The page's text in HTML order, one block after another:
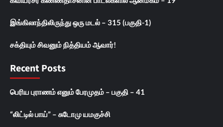
இங்கிலாந்திலிருந்து ஒரு மடல் – 315 (பகுதி-1)
சக்தியும் சிவனும் நித்தியம் ஆவார்!
Recent Posts
பெரிய புராணம் எனும் பேரமுதம் – பகுதி – 41
“லிட்டில் பாய்” – சுடோமு யமகுச்சி